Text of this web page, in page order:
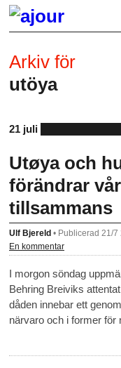
Arkiv för
utöya
21 juli
Utøya och
förändrar
tillsammans
Ulf Bjereld • Publicerad 21/7
En kommentar
I morgon söndag
Behring Breiviks
dåden innebar ett
närvaro och i former för